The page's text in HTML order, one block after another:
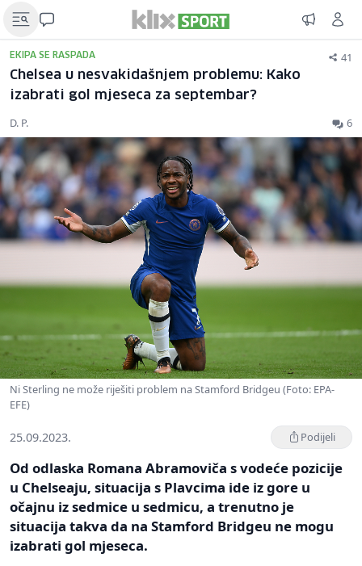
EKIPA SE RASPADA 41
Chelsea u nesvakidašnjem problemu: Kako
izabrati gol mjeseca za septembar?
D. P. 6
Ni Sterling ne može riješiti problem na Stamford Bridgeu (Foto: EPA-
EFE)
25.09.2023. Podijeli
Od odlaska Romana Abramoviča s vodeće pozicije
u Chelseaju, situacija s Plavcima ide iz gore u
očajnu iz sedmice u sedmicu, a trenutno je
situacija takva da na Stamford Bridgeu ne mogu
izabrati gol mjeseca.